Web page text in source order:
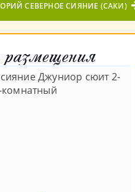
СЕВЕРНОЕ СИЯНИЕ (САКИ)